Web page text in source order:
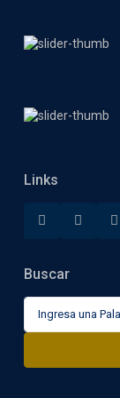
Links
Buscar